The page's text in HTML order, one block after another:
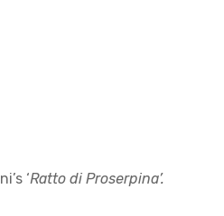
‘Ratto di Proserpina’.